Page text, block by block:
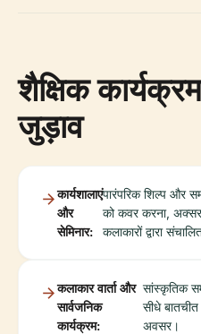
शैक्षिक
जुड़ाव
कार्यशालाएं
और
सेमिनार:
पारंपरिक शिल्प और
को कवर करना,
कलाकारों द्वारा
कलाकार वार्ता और
सार्वजनिक
कार्यक्रम:
सांस्कृतिक
सीधे
अवसर।